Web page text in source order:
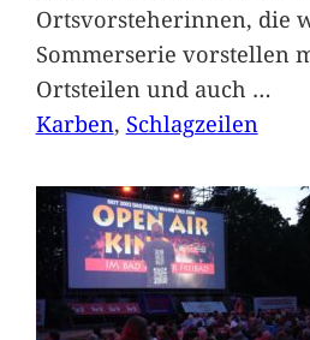
Ortsvorsteherinnen, die
Sommerserie vorstellen
Ortsteilen und auch …
Karben, Schlagzeilen